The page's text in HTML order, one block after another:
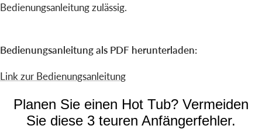
Bedienungsanleitung zulässig.
Bedienungsanleitung als PDF herunterladen:
Link zur Bedienungsanleitung
Planen Sie einen Hot Tub? Vermeiden
Sie diese 3 teuren Anfängerfehler.